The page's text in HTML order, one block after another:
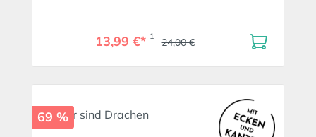
13,99 €* 1 24,00 €
69 %